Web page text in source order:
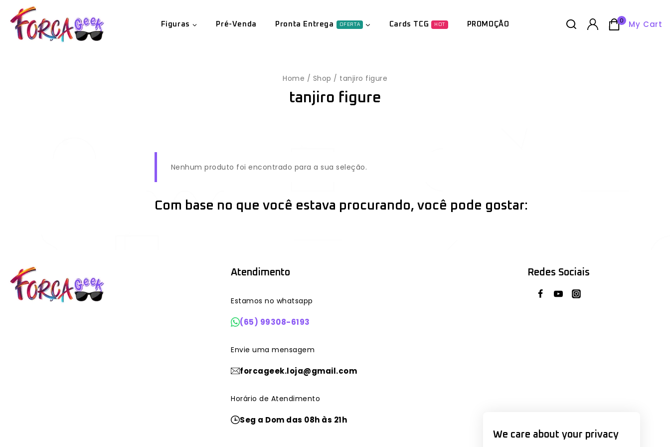
Figuras Pré-Venda Pronta Entrega OFERTA Cards TCG HOT PROMOÇÃO 0 My Cart
Home / Shop / tanjiro figure
tanjiro figure
Nenhum produto foi encontrado para a sua seleção.
Com base no que você estava procurando, você pode gostar:
Atendimento
Estamos no whatsapp
(65) 99308-6193
Envie uma mensagem
forcageek.loja@gmail.com
Horário de Atendimento
Seg a Dom das 08h às 21h
Redes Sociais
We care about your privacy